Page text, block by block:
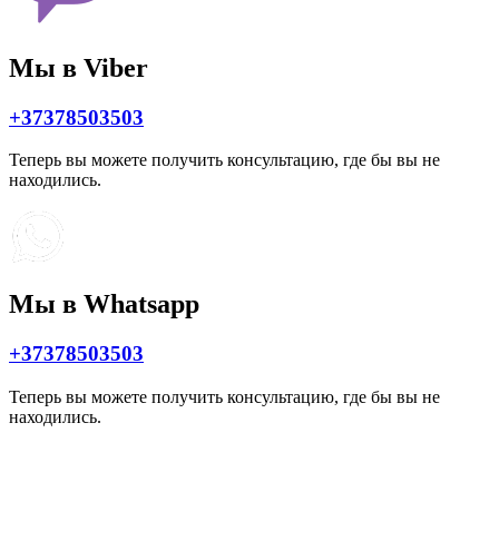
Мы в Viber
+37378503503
Теперь вы можете получить консультацию, где бы вы не
находились.
Мы в Whatsapp
+37378503503
Теперь вы можете получить консультацию, где бы вы не
находились.